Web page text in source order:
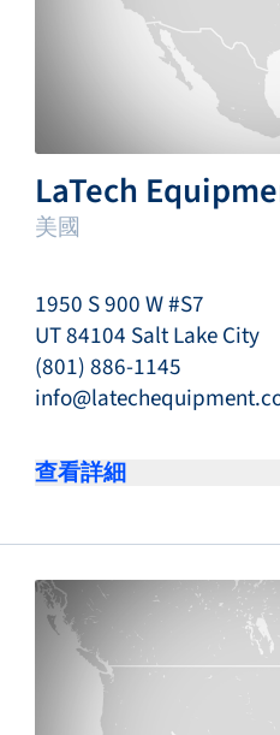
LaTech
美國
1950 S 900 W #S7
UT 84104 Salt Lake City
(801) 886-1145
查看詳細